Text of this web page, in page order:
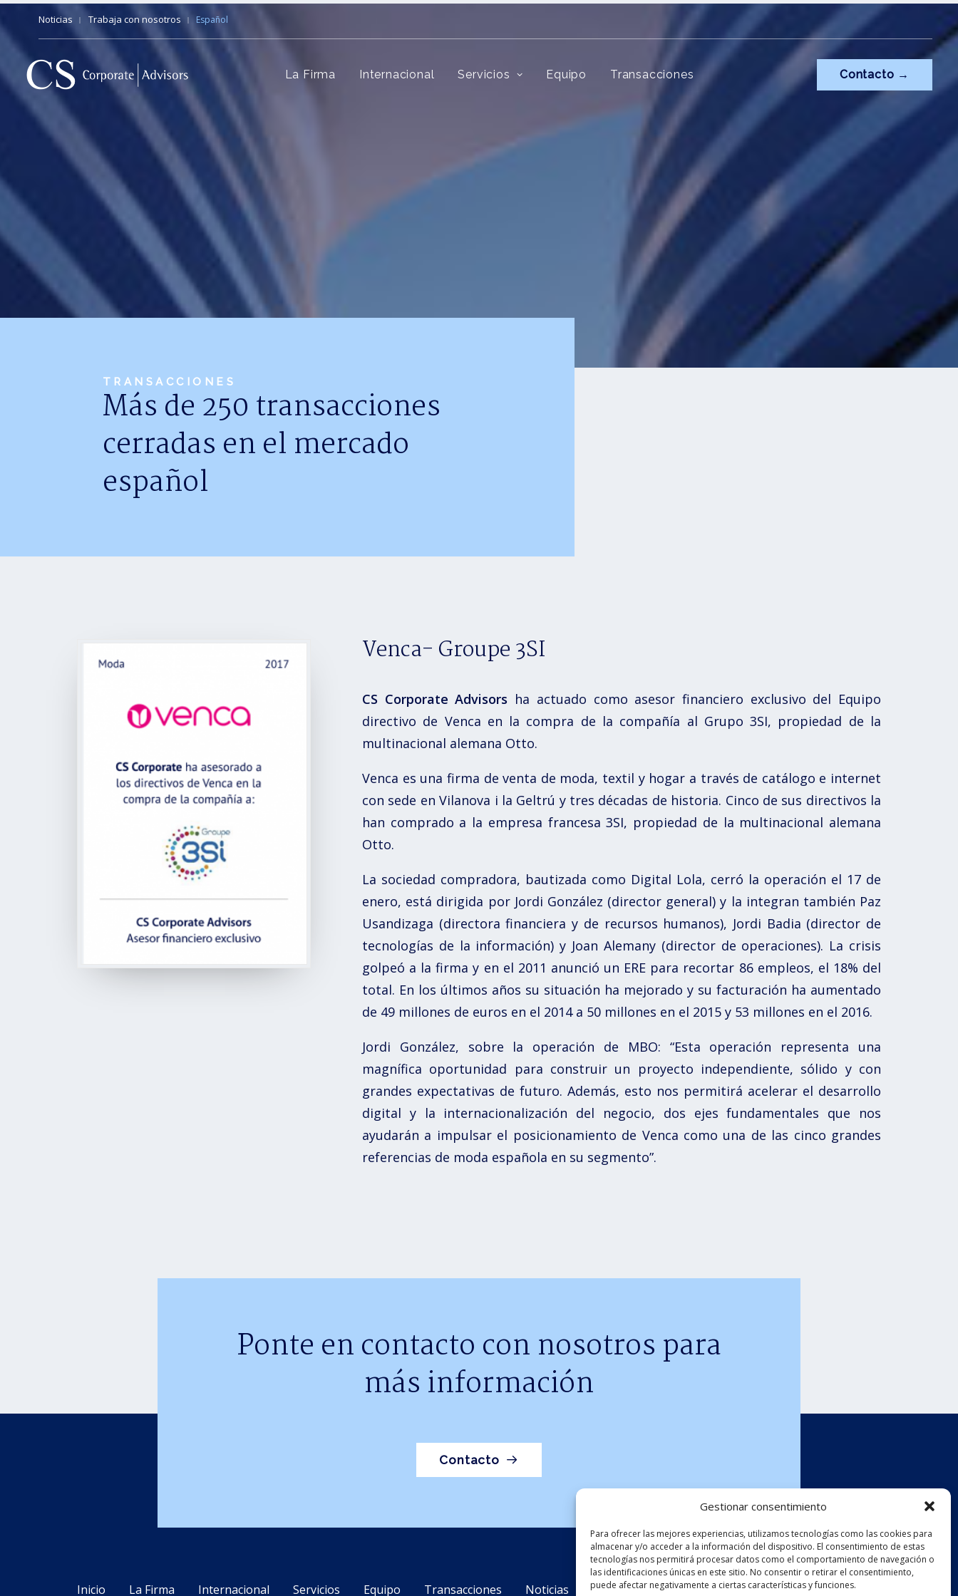
Gestionar consentimiento
Para ofrecer las mejores experiencias, utilizamos tecnologías como las cookies para
almacenar y/o acceder a la información del dispositivo. El consentimiento de estas
tecnologías nos permitirá procesar datos como el comportamiento de navegación o
las identificaciones únicas en este sitio. No consentir o retirar el consentimiento,
puede afectar negativamente a ciertas características y funciones.
Noticias Trabaja con nosotros Español
La Firma Internacional Servicios Equipo Transacciones Contacto →
TRANSACCIONES
Más de 250 transacciones
cerradas en el mercado
español
Venca- Groupe 3SI
CS Corporate Advisors ha actuado como asesor financiero exclusivo del Equipo
directivo de Venca en la compra de la compañía al Grupo 3SI, propiedad de la
multinacional alemana Otto.
Venca es una firma de venta de moda, textil y hogar a través de catálogo e internet
con sede en Vilanova i la Geltrú y tres décadas de historia. Cinco de sus directivos la
han comprado a la empresa francesa 3SI, propiedad de la multinacional alemana
Otto.
La sociedad compradora, bautizada como Digital Lola, cerró la operación el 17 de
enero, está dirigida por Jordi González (director general) y la integran también Paz
Usandizaga (directora financiera y de recursos humanos), Jordi Badia (director de
tecnologías de la información) y Joan Alemany (director de operaciones). La crisis
golpeó a la firma y en el 2011 anunció un ERE para recortar 86 empleos, el 18% del
total. En los últimos años su situación ha mejorado y su facturación ha aumentado
de 49 millones de euros en el 2014 a 50 millones en el 2015 y 53 millones en el 2016.
Jordi González, sobre la operación de MBO: “Esta operación representa una
magnífica oportunidad para construir un proyecto independiente, sólido y con
grandes expectativas de futuro. Además, esto nos permitirá acelerar el desarrollo
digital y la internacionalización del negocio, dos ejes fundamentales que nos
ayudarán a impulsar el posicionamiento de Venca como una de las cinco grandes
referencias de moda española en su segmento”.
Ponte en contacto con nosotros para
más información
Contacto
Inicio La Firma Internacional Servicios Equipo Transacciones Noticias Contacto Síguenos